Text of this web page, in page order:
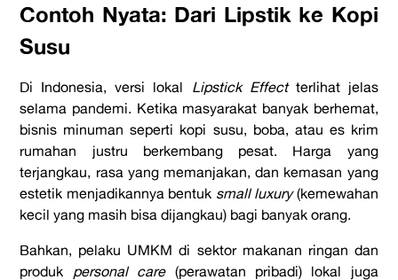
Contoh Nyata: Dari Lipstik ke Kopi
Susu
Di Indonesia, versi lokal Lipstick Effectterlihat jelas
selama pandemi. Ketika masyarakat banyak berhemat,
bisnis minuman seperti kopi susu, boba, atau es krim
rumahan justru berkembang pesat. Harga yang
terjangkau, rasa yang memanjakan, dan kemasan yang
estetik menjadikannya bentuk small luxury(kemewahan
kecil yang masih bisa dijangkau) bagi banyak orang.
Bahkan, pelaku UMKM di sektor makanan ringan dan
produk personal care(perawatan pribadi) lokal juga